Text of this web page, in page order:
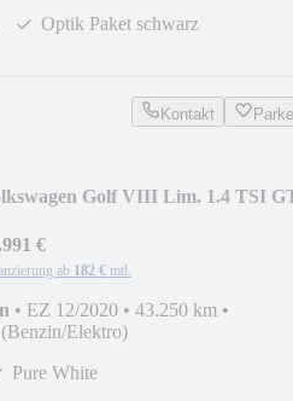
Optik Paket schwarz
Kontakt
Golf VIII Lim. 1.4 TSI
€
ab 182 € mtl.
• EZ 12/2020 • 43.250 km •
Elektro)
Pure White